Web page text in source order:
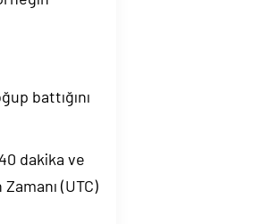
battığını
dakika ve
(UTC)